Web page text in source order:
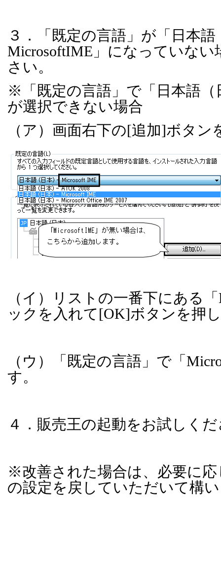
３．「既定の言語」が「日本語
MicrosoftIME 」になっていな
さい。
※「既定の言語」で「日本語（
が選択できない場合
（ア）画面右下の[追加]ボタン
（イ）リストの一番下にある「
ックを入れて[OK]ボタンを押
（ウ）「既定の言語」で「
す。
４．販売王の起動をお試しく
※改善された場合は、必要に
の設定を戻していただいて構